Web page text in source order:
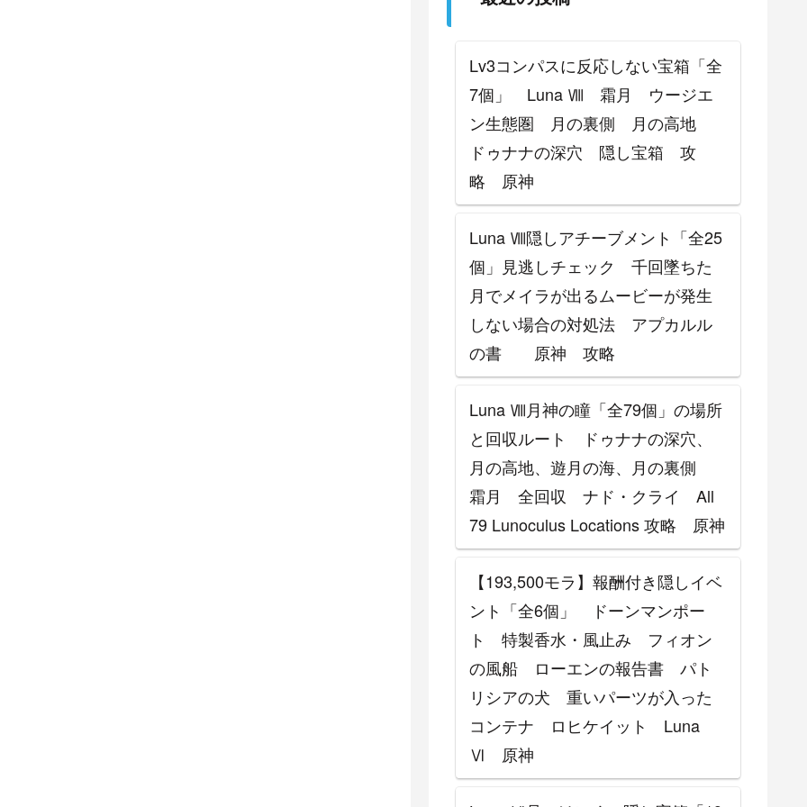
Lv3コンパスに反応しない宝箱「全
7個」 Luna Ⅷ 霜月 ウージエ
ン生態圏 月の裏側 月の高地
ドゥナナの深穴 隠し宝箱 攻
略 原神
Luna Ⅷ隠しアチーブメント「全25
個」見逃しチェック 千回墜ちた
月でメイラが出るムービーが発生
しない場合の対処法 アプカルル
の書 原神 攻略
Luna Ⅷ月神の瞳「全79個」の場所
と回収ルート ドゥナナの深穴、
月の高地、遊月の海、月の裏側
霜月 全回収 ナド・クライ All
79 Lunoculus Locations 攻略 原神
【193,500モラ】報酬付き隠しイベ
ント「全6個」 ドーンマンポー
ト 特製香水・風止み フィオン
の風船 ローエンの報告書 パト
リシアの犬 重いパーツが入った
コンテナ ロヒケイット Luna
Ⅵ 原神